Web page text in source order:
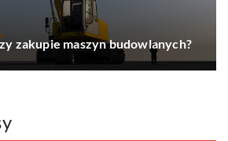
zakupie maszyn budowlanych?